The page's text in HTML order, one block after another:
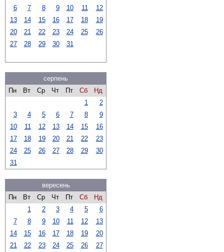
6
7 8 9 10 11
12
13
14 15 16 17 18
19
20
21 22 23 24 25
26
27
28 29 30 31
серпень
Пн
Вт Ср Чт Пт Сб
Нд
1
2
3
4 5 6 7 8
9
10
11 12 13 14 15
16
17
18 19 20 21 22
23
24
25 26 27 28 29
30
31
вересень
Пн
Вт Ср Чт Пт Сб
Нд
1
2 3 4 5
6
7
8 9 10 11 12
13
14
15 16 17 18 19
20
21
22 23 24 25 26 27